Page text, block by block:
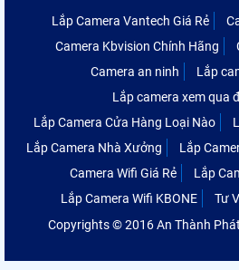
Lắp Camera Vantech Giá Rẻ
Camera Kbvision Chính Hãng
Camera an ninh
Lắp
Lắp camera xem qua
Lắp Camera Cửa Hàng Loại Nào
Lắp Camera Nhà Xưởng
Lắp
Camera Wifi Giá Rẻ
Lắp
Lắp Camera Wifi KBONE
Tư
Copyrights © 2016 An Thành